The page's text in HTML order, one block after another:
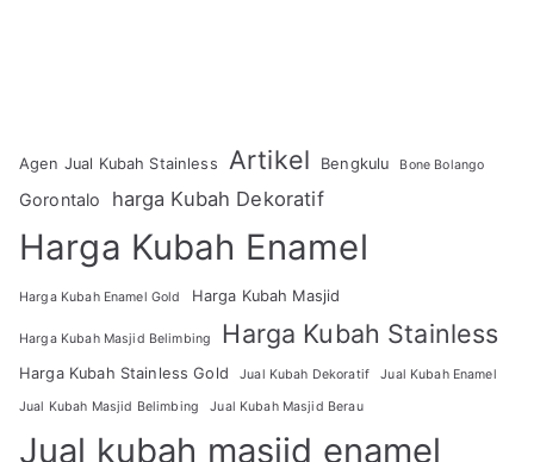
Agen Jual Kubah Stainless Artikel Bengkulu Bone Bolango
Gorontalo harga Kubah Dekoratif
Harga Kubah Enamel
Harga Kubah Enamel Gold Harga Kubah Masjid
Harga Kubah Masjid Belimbing Harga Kubah Stainless
Harga Kubah Stainless Gold Jual Kubah Dekoratif Jual Kubah Enamel
Jual Kubah Masjid Belimbing Jual Kubah Masjid Berau
Jual kubah masjid enamel